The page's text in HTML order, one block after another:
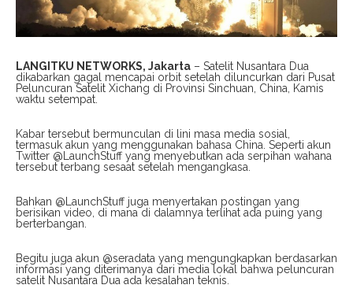
LANGITKU NETWORKS, Jakarta – Satelit Nusantara Dua
dikabarkan gagal mencapai orbit setelah diluncurkan dari Pusat
Peluncuran Satelit Xichang di Provinsi Sinchuan, China, Kamis
waktu setempat.
Kabar tersebut bermunculan di lini masa media sosial,
termasuk akun yang menggunakan bahasa China. Seperti akun
Twitter @LaunchStuff yang menyebutkan ada serpihan wahana
tersebut terbang sesaat setelah mengangkasa.
Bahkan @LaunchStuff juga menyertakan postingan yang
berisikan video, di mana di dalamnya terlihat ada puing yang
berterbangan.
Begitu juga akun @seradata yang mengungkapkan berdasarkan
informasi yang diterimanya dari media lokal bahwa peluncuran
satelit Nusantara Dua ada kesalahan teknis.